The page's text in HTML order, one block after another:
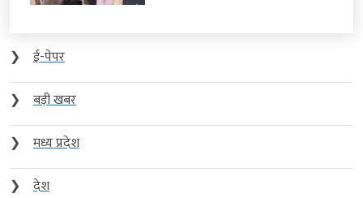
❯
ई-पेपर
❯
बड़ी खबर
❯
मध्य प्रदेश
❯
देश